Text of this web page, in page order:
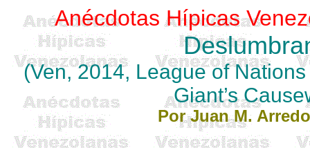
Anécdotas Hípicas
(Ven, 2014, League of
Giant’s
Por Juan M.